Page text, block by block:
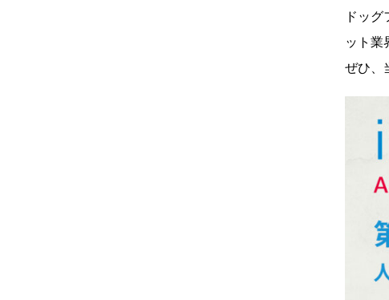
ドッ
ット業
ぜひ、